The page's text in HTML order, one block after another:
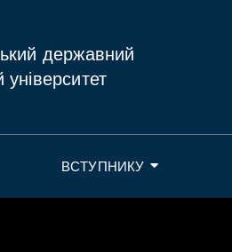
державний
ВСТУПНИКУ